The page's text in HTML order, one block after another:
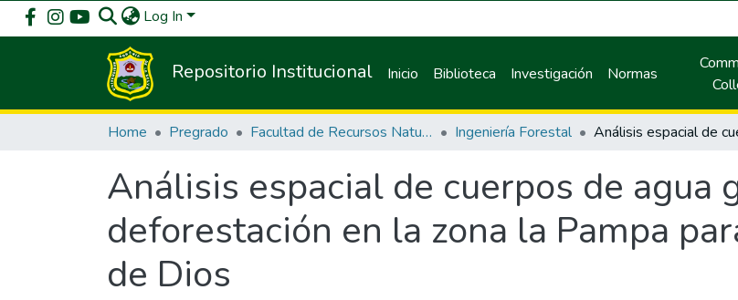
Log In
Repositorio Institucional Inicio Biblioteca Investigación Normas
Home Pregrado Facultad de Recursos Naturales Renovables Ingeniería Forestal
Análisis espacial de cuerpos de agua
deforestación en la zona la Pampa
de Dios